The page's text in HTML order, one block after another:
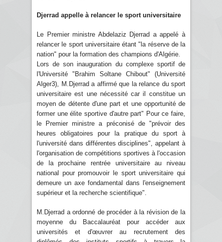
Djerrad appelle à relancer le sport universitaire
Le Premier ministre Abdelaziz Djerrad a appelé à
relancer le sport universitaire étant "la réserve de la
nation" pour la formation des champions d'Algérie.
Lors de son inauguration du complexe sportif de
l'Université "Brahim Soltane Chibout" (Université
Alger3), M.Djerrad a affirmé que la relance du sport
universitaire est une nécessité car il constitue un
moyen de détente d'une part et une opportunité de
former une élite sportive d'autre part" Pour ce faire,
le Premier ministre a préconisé de "prévoir des
heures obligatoires pour la pratique du sport à
l'université dans différentes disciplines", appelant à
l'organisation de compétitions sportives à l'occasion
de la prochaine rentrée universitaire au niveau
national pour promouvoir le sport universitaire qui
demeure un axe fondamental dans l'enseignement
supérieur et la recherche scientifique".
M.Djerrad a ordonné de procéder à la révision de la
moyenne du Baccalauréat pour accéder aux
universités et d'œuvrer au recrutement des